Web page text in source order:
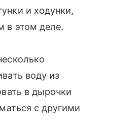
и ходунки,
в этом деле.
воду из
в дырочки
с другими